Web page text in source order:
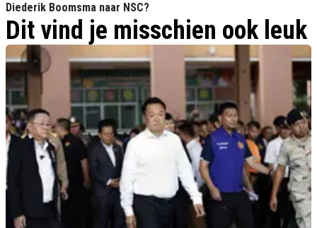
Diederik Boomsma naar NSC?
Dit vind je misschien ook leuk